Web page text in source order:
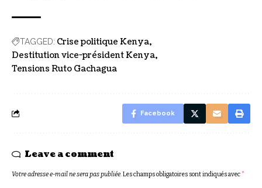
TAGGED: Crise politique Kenya
Destitution vice-président Kenya
Tensions Ruto Gachagua
Facebook
Leave a comment
Votre adresse e-mail ne sera pas publiée.Les champs obligatoires sont indiqués avec*